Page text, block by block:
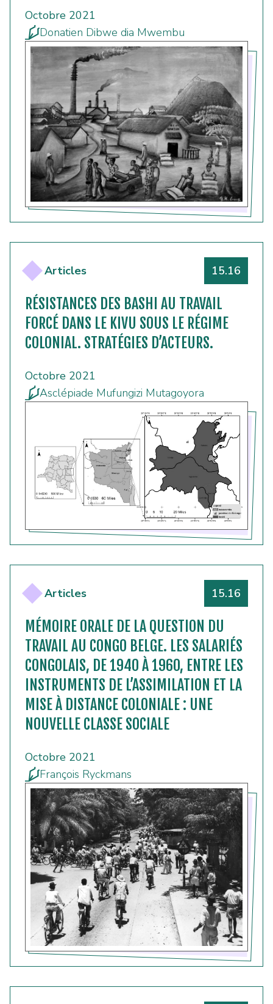
Octobre 2021
Donatien Dibwe dia Mwembu
Articles Numéro
15.16
RÉSISTANCES DES BASHI AU TRAVAIL
FORCÉ DANS LE KIVU SOUS LE RÉGIME
COLONIAL. STRATÉGIES D’ACTEURS.
Octobre 2021
Asclépiade Mufungizi Mutagoyora
Articles Numéro
15.16
MÉMOIRE ORALE DE LA QUESTION DU
TRAVAIL AU CONGO BELGE. LES SALARIÉS
CONGOLAIS, DE 1940 À 1960, ENTRE LES
INSTRUMENTS DE L’ASSIMILATION ET LA
MISE À DISTANCE COLONIALE : UNE
NOUVELLE CLASSE SOCIALE
Octobre 2021
François Ryckmans